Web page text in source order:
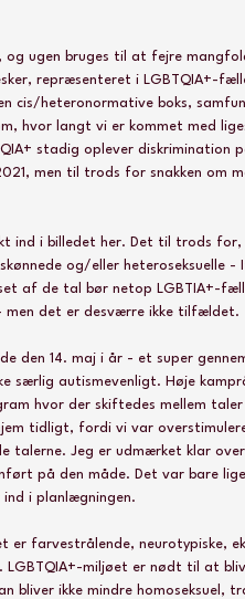
og ugen bruges til at fejre
repræsenteret i LGBTQIA+-
cis/heteronormative boks,
hvor langt vi er kommet med
stadig oplever diskrimination
men til trods for snakken om
ind i billedet her. Det til trods
og/eller heteroseksuelle -
af de tal bør netop LGBTIA+-
men det er desværre ikke tilfældet.
den 14. maj i år - et super
særlig autismevenligt. Høje
hvor der skiftedes mellem taler
tidligt, fordi vi var
talerne. Jeg er udmærket klar
på den måde. Det var bare
i planlægningen.
er farvestrålende, neurotypiske,
LGBTQIA+-miljøet er nødt til at
bliver ikke mindre homoseksuel,